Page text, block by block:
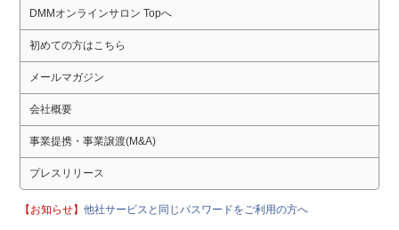
DMMオンラインサロン Topへ
初めての方はこちら
メールマガジン
会社概要
事業提携・事業譲渡(M&A)
プレスリリース
【お知らせ】他社サービスと同じパスワードをご利用の方へ